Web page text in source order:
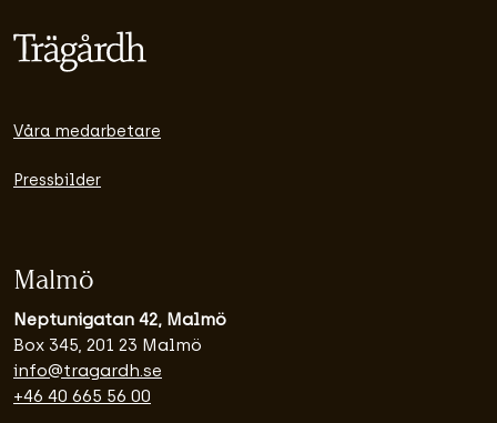
Våra medarbetare
Pressbilder
Malmö
Neptunigatan 42, Malmö
Box 345, 201 23 Malmö
info@tragardh.se
+46 40 665 56 00